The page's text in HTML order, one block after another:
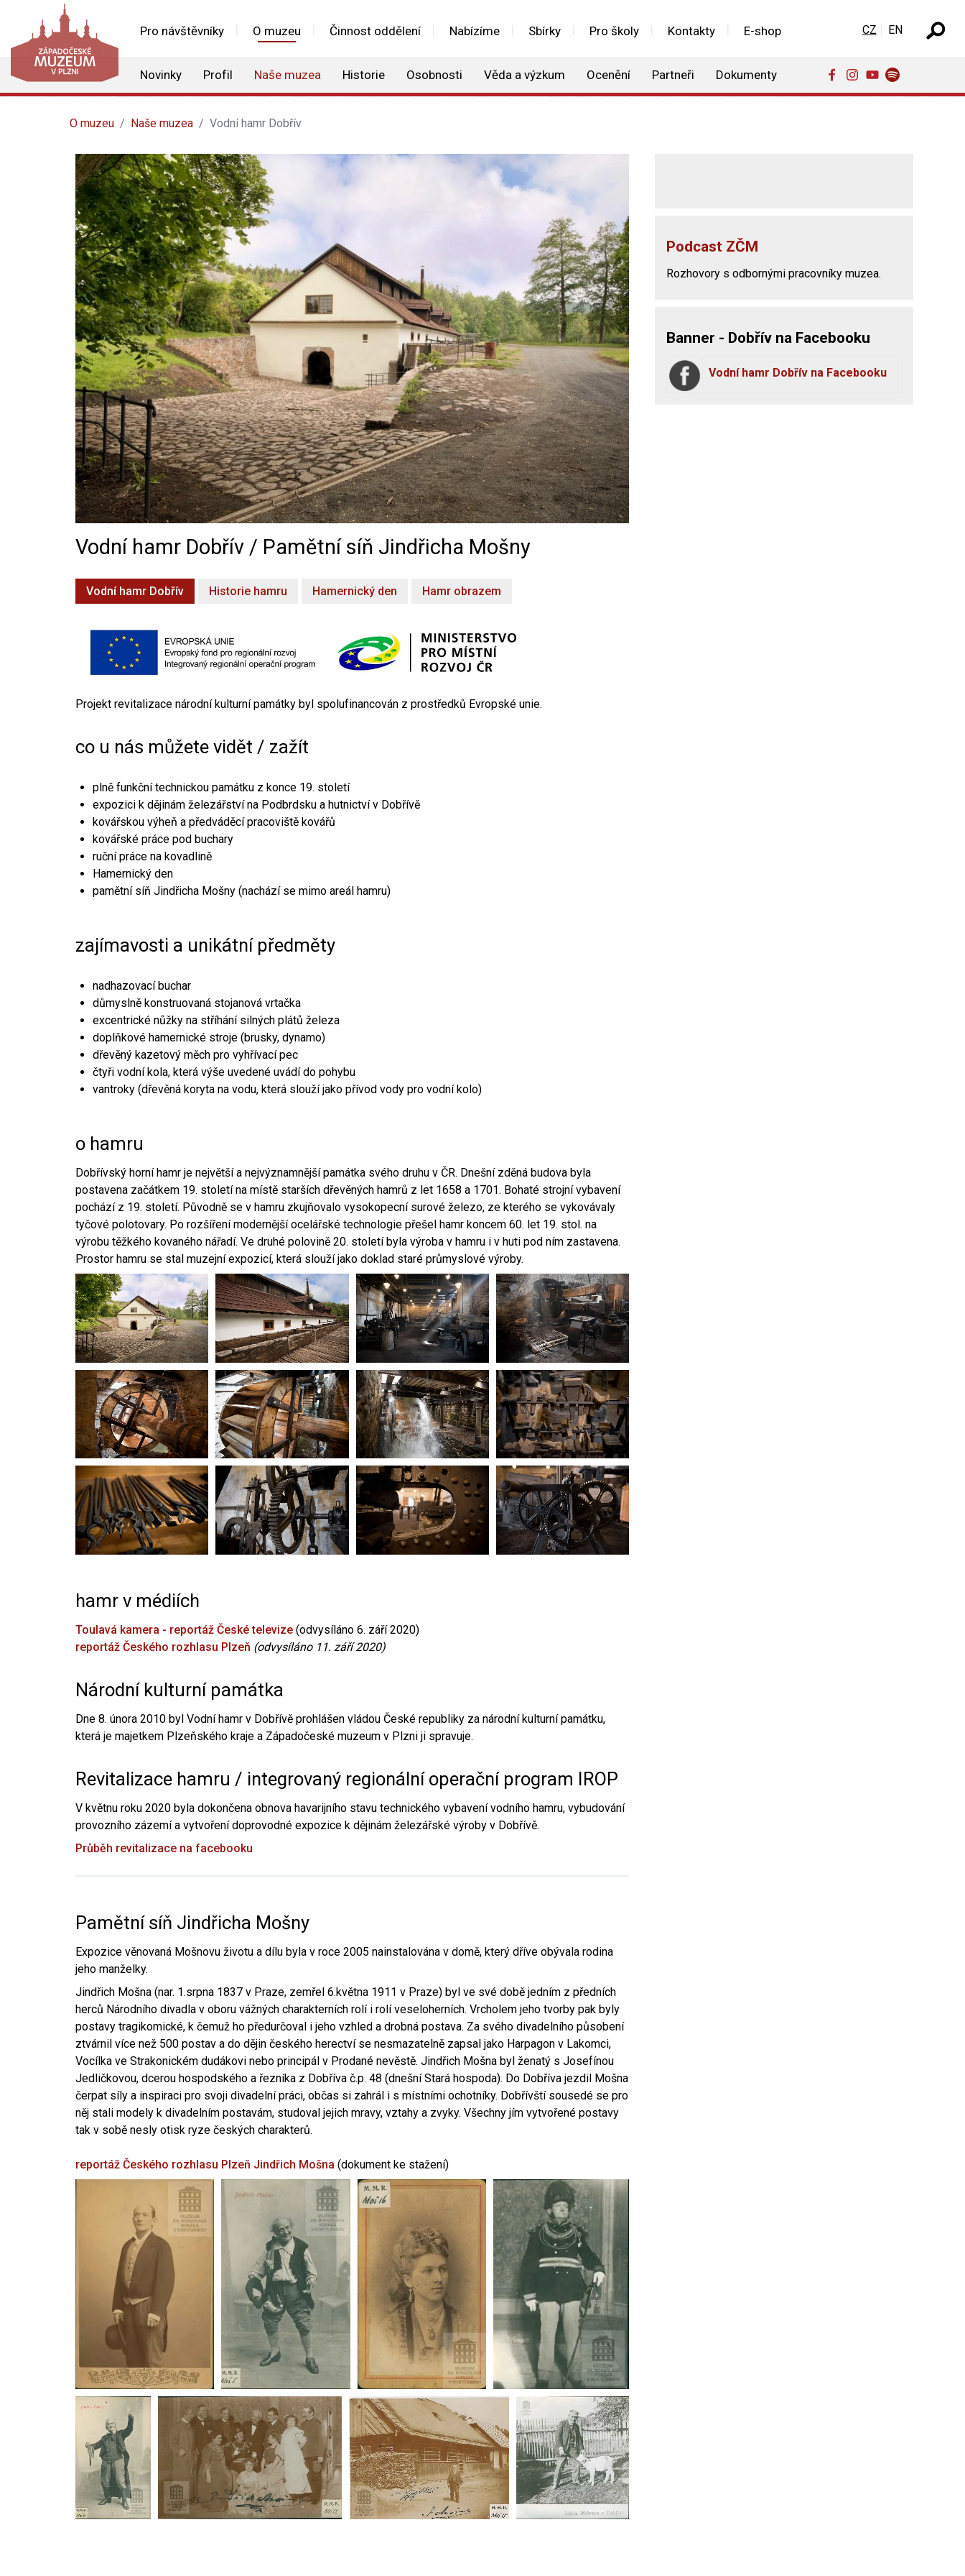
Pro návštěvníky O muzeu Činnost oddělení Nabízíme Sbírky Pro školy Kontakty E-shop
Novinky Profil Naše muzea Historie Osobnosti Věda a výzkum Ocenění Partneři Dokumenty
Zvolte jazyk
CZ EN
O muzeu Naše muzea Vodní hamr Dobřív
Vodní hamr Dobřív / Pamětní síň Jindřicha Mošny
Vodní hamr Dobřív Historie hamru Hamernický den Hamr obrazem
Projekt revitalizace národní kulturní památky byl spolufinancován z prostředků Evropské unie.
co u nás můžete vidět / zažít
plně funkční technickou památku z konce 19. století
expozici k dějinám železářství na Podbrdsku a hutnictví v Dobřívě
kovářskou výheň a předváděcí pracoviště kovářů
kovářské práce pod buchary
ruční práce na kovadlině
Hamernický den
pamětní síň Jindřicha Mošny (nachází se mimo areál hamru)
zajímavosti a unikátní předměty
nadhazovací buchar
důmyslně konstruovaná stojanová vrtačka
excentrické nůžky na stříhání silných plátů železa
doplňkové hamernické stroje (brusky, dynamo)
dřevěný kazetový měch pro vyhřívací pec
čtyři vodní kola, která výše uvedené uvádí do pohybu
vantroky (dřevěná koryta na vodu, která slouží jako přívod vody pro vodní kolo)
o hamru
Dobřívský horní hamr je největší a nejvýznamnější památka svého druhu v ČR. Dnešní zděná budova byla
postavena začátkem 19. století na místě starších dřevěných hamrů z let 1658 a 1701. Bohaté strojní vybavení
pochází z 19. století. Původně se v hamru zkujňovalo vysokopecní surové železo, ze kterého se vykovávaly
tyčové polotovary. Po rozšíření modernější ocelářské technologie přešel hamr koncem 60. let 19. stol. na
výrobu těžkého kovaného nářadí. Ve druhé polovině 20. století byla výroba v hamru i v huti pod ním zastavena.
Prostor hamru se stal muzejní expozicí, která slouží jako doklad staré průmyslové výroby.
hamr v médiích
Toulavá kamera - reportáž České televize (odvysíláno 6. září 2020)
reportáž Českého rozhlasu Plzeň (odvysíláno 11. září 2020)
Národní kulturní památka
Dne 8. února 2010 byl Vodní hamr v Dobřívě prohlášen vládou České republiky za národní kulturní památku,
která je majetkem Plzeňského kraje a Západočeské muzeum v Plzni ji spravuje.
Revitalizace hamru / integrovaný regionální operační program IROP
V květnu roku 2020 byla dokončena obnova havarijního stavu technického vybavení vodního hamru, vybudování
provozního zázemí a vytvoření doprovodné expozice k dějinám železářské výroby v Dobřívě.
Průběh revitalizace na facebooku
Pamětní síň Jindřicha Mošny
Expozice věnovaná Mošnovu životu a dílu byla v roce 2005 nainstalována v domě, který dříve obývala rodina
jeho manželky.
Jindřich Mošna (nar. 1.srpna 1837 v Praze, zemřel 6.května 1911 v Praze) byl ve své době jedním z předních
herců Národního divadla v oboru vážných charakterních rolí i rolí veseloherních. Vrcholem jeho tvorby pak byly
postavy tragikomické, k čemuž ho předurčoval i jeho vzhled a drobná postava. Za svého divadelního působení
ztvárnil více než 500 postav a do dějin českého herectví se nesmazatelně zapsal jako Harpagon v Lakomci,
Vocílka ve Strakonickém dudákovi nebo principál v Prodané nevěstě. Jindřich Mošna byl ženatý s Josefínou
Jedličkovou, dcerou hospodského a řezníka z Dobříva č.p. 48 (dnešní Stará hospoda). Do Dobříva jezdil Mošna
čerpat síly a inspiraci pro svoji divadelní práci, občas si zahrál i s místními ochotníky. Dobřívští sousedé se pro
něj stali modely k divadelním postavám, studoval jejich mravy, vztahy a zvyky. Všechny jím vytvořené postavy
tak v sobě nesly otisk ryze českých charakterů.
reportáž Českého rozhlasu Plzeň Jindřich Mošna (dokument ke stažení)
Podcast ZČM
Rozhovory s odbornými pracovníky muzea.
Banner - Dobřív na Facebooku
Vodní hamr Dobřív na Facebooku